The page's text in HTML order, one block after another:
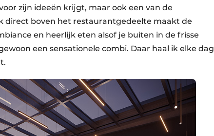
zijn ideeën krijgt, maar ook een van de
direct boven het restaurantgedeelte maakt de
en heerlijk eten alsof je buiten in de frisse
een sensationele combi. Daar haal ik elke dag